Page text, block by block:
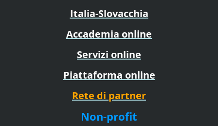
Italia-Slovacchia
Accademia online
Servizi online
Piattaforma online
Rete di partner
Non-profit